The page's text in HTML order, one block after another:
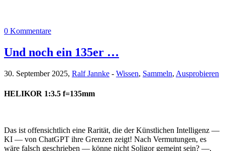
0 Kommentare
Und noch ein 135er …
30. September 2025, Ralf Jannke - Wissen, Sammeln, Ausprobieren
HELIKOR 1:3.5 f=135mm
Das ist offensichtlich eine Rarität, die der Künstlichen Intelligenz —
KI — von ChatGPT ihre Grenzen zeigt! Nach Vermutungen, es
wäre falsch geschrieben — könne nicht Soligor gemeint sein? —,